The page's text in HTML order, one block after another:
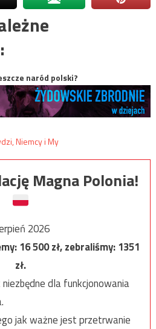
naród polski?
Magna Polonia!
2026
16 500zł, zebraliśmy:1351
zł.
dla funkcjonowania
jak ważne jest przetrwanie